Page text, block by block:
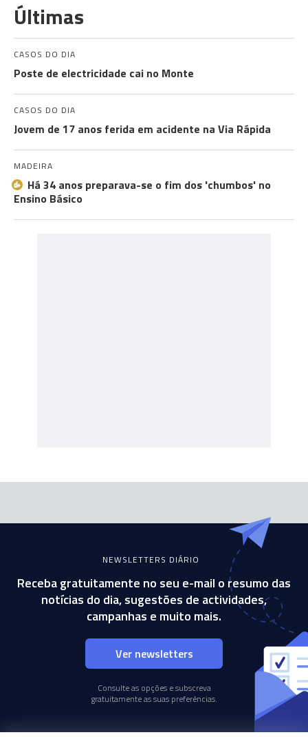
Últimas
CASOS DO DIA
Poste de electricidade cai no Monte
CASOS DO DIA
Jovem de 17 anos ferida em acidente na Via Rápida
MADEIRA
Há 34 anos preparava-se o fim dos 'chumbos' no
Ensino Básico
NEWSLETTERS DIÁRIO
Receba gratuitamente no seu e-mail o resumo das
notícias do dia, sugestões de actividades,
campanhas e muito mais.
Ver newsletters
Consulte as opções e subscreva
gratuitamente as suas preferências.